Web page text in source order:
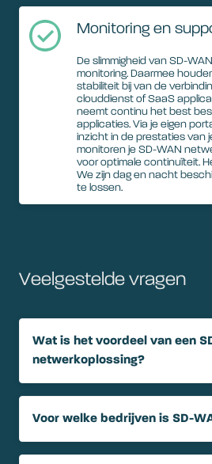
Monitoring en
De slimmigheid van SD-
monitoring. Daarmee
stabiliteit bij van de
clouddienst of SaaS
neemt continu het best
applicaties. Via je eigen
inzicht in de prestaties van
monitoren je SD-WAN
voor optimale continuïteit.
We zijn dag en nacht
te lossen.
Veelgestelde vragen
Wat is het voordeel van een
netwerkoplossing?
Voor welke bedrijven is SD-